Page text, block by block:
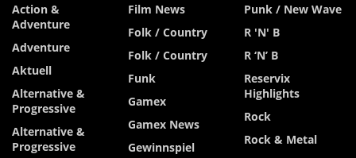
Action &
Adventure
Adventure
Aktuell
Alternative &
Progressive
Alternative &
Progressive
Film News
Folk / Country
Folk / Country
Funk
Gamex
Gamex News
Gewinnspiel
Punk / New Wave
R 'n' B
R ‘n’ B
Reservix
Highlights
Rock
Rock & Metal